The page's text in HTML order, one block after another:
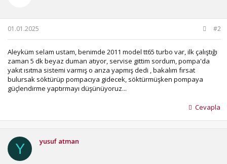
01.01.2025 #2
Aleyküm selam ustam, benimde 2011 model tt65 turbo var, ilk çalıştığı
zaman 5 dk beyaz duman atıyor, servise gittim sordum, pompa'da
yakıt ısıtma sistemi varmış o arıza yapmış dedi , bakalım fırsat
bulursak söktürüp pompacıya gidecek, söktürmüşken pompaya
güçlendirme yaptırmayı düşünüyoruz...
Cevapla
Y yusuf atman